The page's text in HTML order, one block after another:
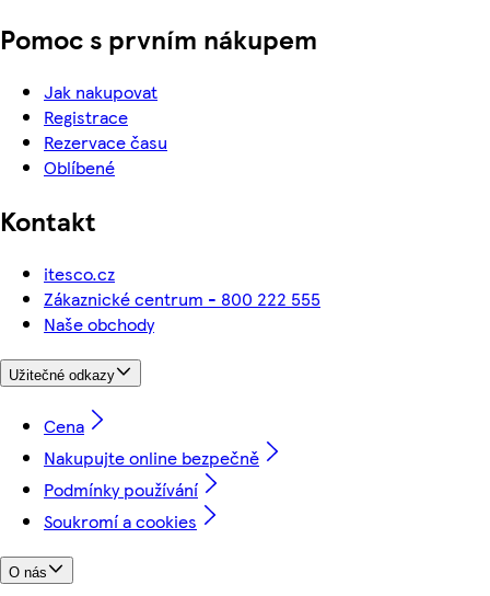
Pomoc s prvním nákupem
Jak nakupovat
Registrace
Rezervace času
Oblíbené
Kontakt
itesco.cz
Zákaznické centrum - 800 222 555
Naše obchody
Užitečné odkazy
Cena
Nakupujte online bezpečně
Podmínky používání
Soukromí a cookies
O nás